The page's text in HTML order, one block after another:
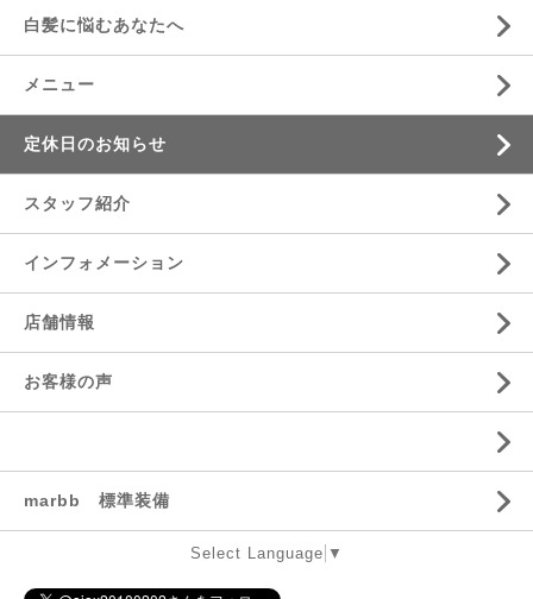
白髪に悩むあなたへ
メニュー
定休日のお知らせ
スタッフ紹介
インフォメーション
店舗情報
お客様の声
marbb 標準装備
Select Language ▼